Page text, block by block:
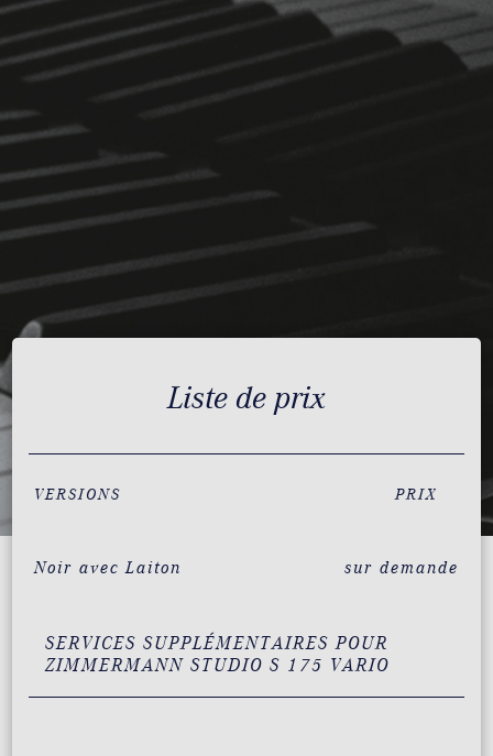
Liste de prix
VERSIONS PRIX
Noir avec Laiton sur demande
SERVICES SUPPLÉMENTAIRES POUR
ZIMMERMANN STUDIO S 175 VARIO